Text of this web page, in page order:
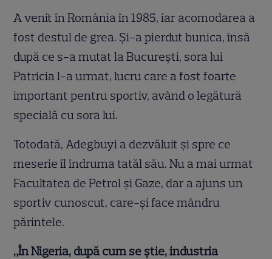
A venit în România în 1985, iar acomodarea a
fost destul de grea. Și-a pierdut bunica, însă
după ce s-a mutat la București, sora lui
Patricia l-a urmat, lucru care a fost foarte
important pentru sportiv, având o legătură
specială cu sora lui.
Totodată, Adegbuyi a dezvăluit și spre ce
meserie îl îndruma tatăl său. Nu a mai urmat
Facultatea de Petrol și Gaze, dar a ajuns un
sportiv cunoscut, care-și face mândru
părintele.
„În Nigeria, după cum se ştie, industria